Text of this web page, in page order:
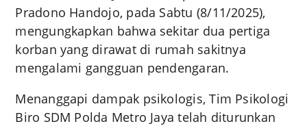
Pradono Handojo, pada Sabtu (8/11/2025),
mengungkapkan bahwa sekitar dua pertiga
korban yang dirawat di rumah sakitnya
mengalami gangguan pendengaran.
Menanggapi dampak psikologis, Tim Psikologi
Biro SDM Polda Metro Jaya telah diturunkan